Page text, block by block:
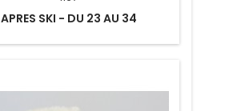
APRES SKI - DU 23 AU 34